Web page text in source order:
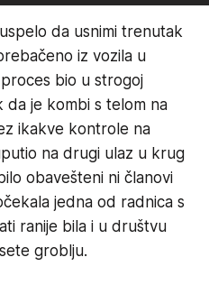
da usnimi trenutak
iz vozila u
bio u strogoj
da je kombi s telom na
ikakve kontrole na
na drugi ulaz u krug
obavešteni ni članovi
jedna od radnica s
ranije bila i u društvu
groblju.